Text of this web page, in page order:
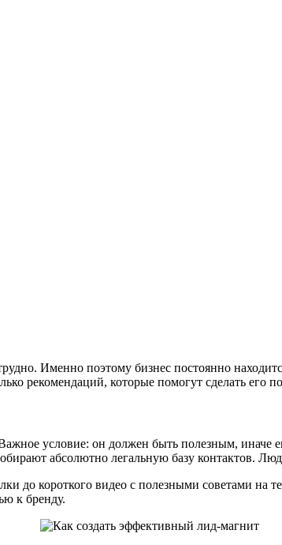
Именно поэтому бизнес постоянно
рекомендаций, которые помогут сделать его
условие: он должен быть полезным, иначе
абсолютно легальную базу контактов.
до короткого видео с полезными советами на
к бренду.